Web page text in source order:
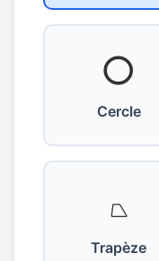
⭕
Cercle
⏢
Trapèze